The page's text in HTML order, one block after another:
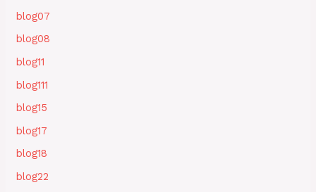
blog07
blog08
blog11
blog111
blog15
blog17
blog18
blog22